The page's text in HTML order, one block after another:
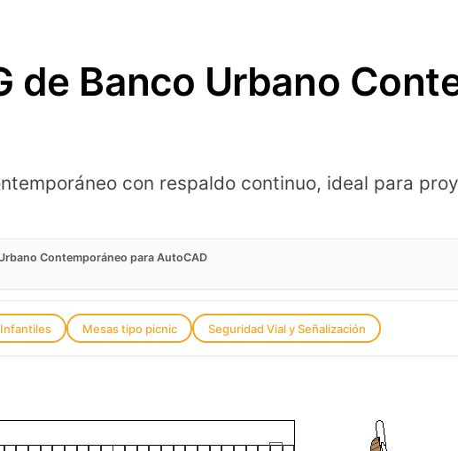
de Banco Urbano
con respaldo continuo, ideal para
Contemporáneo para AutoCAD
Mesas tipo picnic Seguridad Vial y Señalización